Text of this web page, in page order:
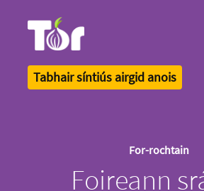
Tabhair síntiús airgid anois
For-rochtain
Foireann